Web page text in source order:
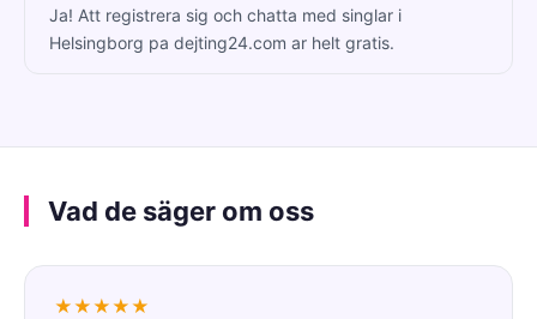
Ja! Att registrera sig och chatta med singlar i
Helsingborg pa dejting24.com ar helt gratis.
Vad de säger om oss
★★★★★